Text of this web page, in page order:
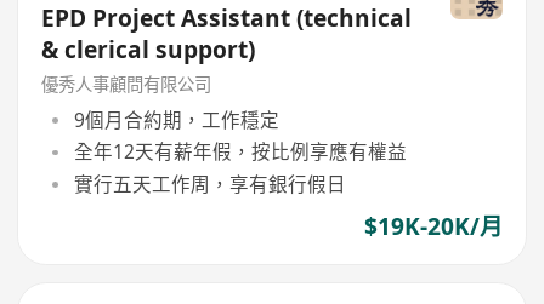
EPD Project Assistant (technical
& clerical support)
優秀人事顧問有限公司
9個月合約期，工作穩定
全年12天有薪年假，按比例享應有權益
實行五天工作周，享有銀行假日
$19K-20K/月